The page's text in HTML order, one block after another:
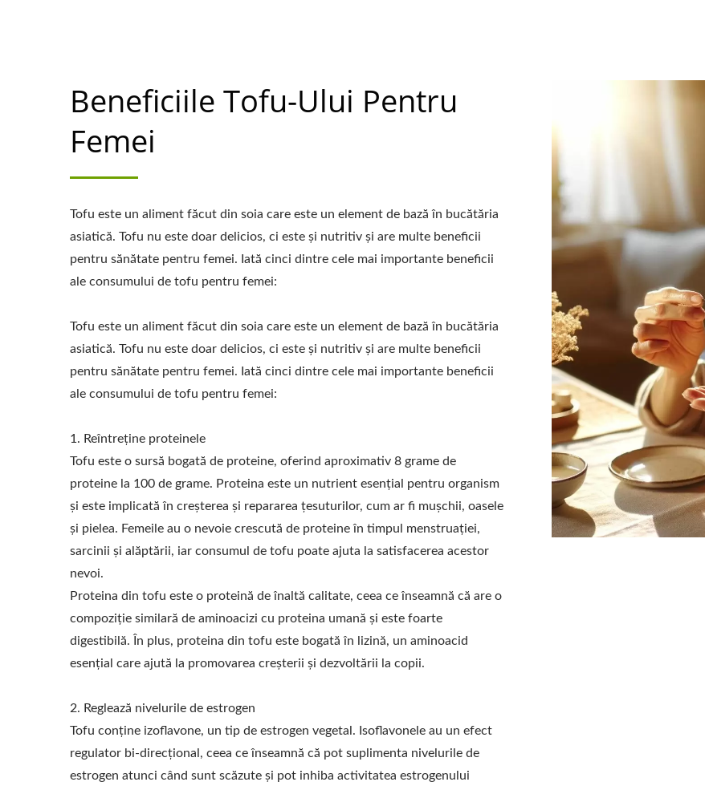
Beneficiile Tofu-Ului Pentru
Femei
Tofu este un aliment făcut din soia care este un element de bază în bucătăria
asiatică. Tofu nu este doar delicios, ci este și nutritiv și are multe beneficii
pentru sănătate pentru femei. Iată cinci dintre cele mai importante beneficii
ale consumului de tofu pentru femei:
Tofu este un aliment făcut din soia care este un element de bază în bucătăria
asiatică. Tofu nu este doar delicios, ci este și nutritiv și are multe beneficii
pentru sănătate pentru femei. Iată cinci dintre cele mai importante beneficii
ale consumului de tofu pentru femei:
1. Reîntreține proteinele
Tofu este o sursă bogată de proteine, oferind aproximativ 8 grame de
proteine la 100 de grame. Proteina este un nutrient esențial pentru organism
și este implicată în creșterea și repararea țesuturilor, cum ar fi mușchii, oasele
și pielea. Femeile au o nevoie crescută de proteine în timpul menstruației,
sarcinii și alăptării, iar consumul de tofu poate ajuta la satisfacerea acestor
nevoi.
Proteina din tofu este o proteină de înaltă calitate, ceea ce înseamnă că are o
compoziție similară de aminoacizi cu proteina umană și este foarte
digestibilă. În plus, proteina din tofu este bogată în lizină, un aminoacid
esențial care ajută la promovarea creșterii și dezvoltării la copii.
2. Reglează nivelurile de estrogen
Tofu conține izoflavone, un tip de estrogen vegetal. Isoflavonele au un efect
regulator bi-direcțional, ceea ce înseamnă că pot suplimenta nivelurile de
estrogen atunci când sunt scăzute și pot inhiba activitatea estrogenului